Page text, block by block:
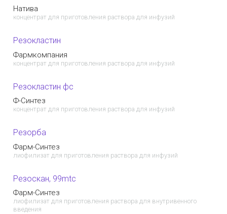
Натива
концентрат для приготовления раствора для инфузий
Резокластин
Фармкомпания
концентрат для приготовления раствора для инфузий
Резокластин фс
Ф-Синтез
концентрат для приготовления раствора для инфузий
Резорба
Фарм-Синтез
лиофилизат для приготовления раствора для инфузий
Резоскан, 99mtc
Фарм-Синтез
лиофилизат для приготовления раствора для внутривенного
введения